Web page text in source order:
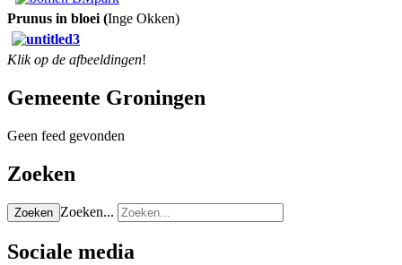
Prunus in bloei (Inge Okken)
Klik op de afbeeldingen!
Gemeente Groningen
Geen feed gevonden
Zoeken
Zoeken Zoeken...
Sociale media